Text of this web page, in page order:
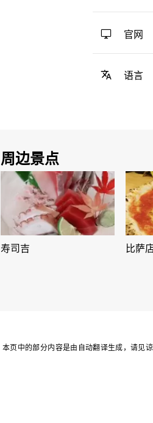
官网
语言
周边景点
寿司吉 比萨
本页中的部分内容是由自动翻译生成，请见谅